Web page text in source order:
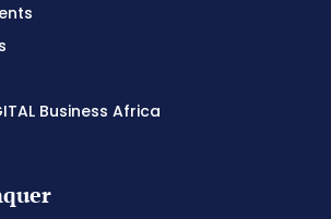
Business Africa